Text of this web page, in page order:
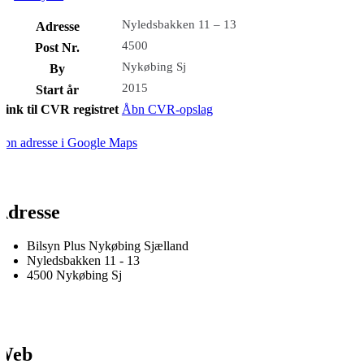
Adresse Nyledsbakken 11 – 13
Post Nr. 4500
By Nykøbing Sj
Start år 2015
til CVR registret Åbn CVR-opslag
adresse i Google Maps
Bilsyn Plus Nykøbing Sjælland
Nyledsbakken 11 - 13
4500 Nykøbing Sj